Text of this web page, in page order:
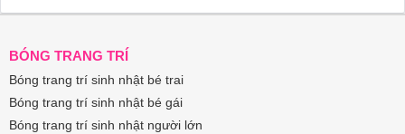
BÓNG TRANG TRÍ
Bóng trang trí sinh nhật bé trai
Bóng trang trí sinh nhật bé gái
Bóng trang trí sinh nhật người lớn